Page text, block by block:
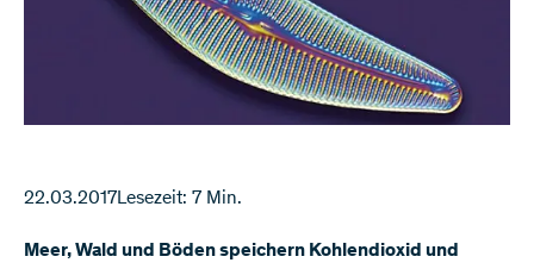
22.03.2017Lesezeit: 7 Min.
Meer, Wald und Böden speichern Kohlendioxid und